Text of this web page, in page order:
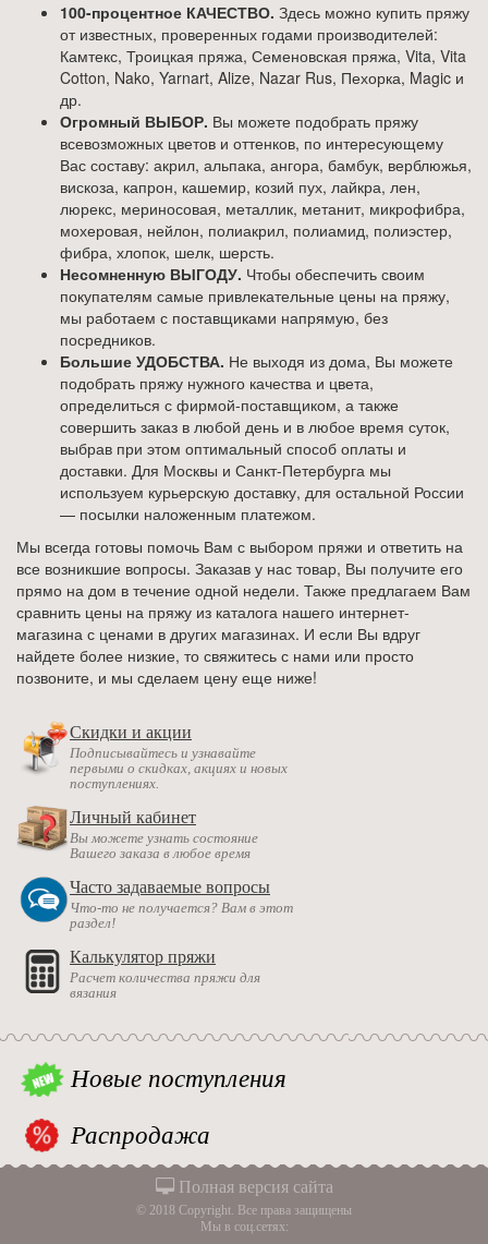
100-процентное КАЧЕСТВО. Здесь можно купить пряжу
от известных, проверенных годами производителей:
Камтекс, Троицкая пряжа, Семеновская пряжа, Vita, Vita
Cotton, Nako, Yarnart, Alize, Nazar Rus, Пехорка, Magic и
др.
Огромный ВЫБОР. Вы можете подобрать пряжу
всевозможных цветов и оттенков, по интересующему
Вас составу: акрил, альпака, ангора, бамбук, верблюжья,
вискоза, капрон, кашемир, козий пух, лайкра, лен,
люрекс, мериносовая, металлик, метанит, микрофибра,
мохеровая, нейлон, полиакрил, полиамид, полиэстер,
фибра, хлопок, шелк, шерсть.
Несомненную ВЫГОДУ. Чтобы обеспечить своим
покупателям самые привлекательные цены на пряжу,
мы работаем с поставщиками напрямую, без
посредников.
Большие УДОБСТВА. Не выходя из дома, Вы можете
подобрать пряжу нужного качества и цвета,
определиться с фирмой-поставщиком, а также
совершить заказ в любой день и в любое время суток,
выбрав при этом оптимальный способ оплаты и
доставки. Для Москвы и Санкт-Петербурга мы
используем курьерскую доставку, для остальной России
— посылки наложенным платежом.
Мы всегда готовы помочь Вам с выбором пряжи и ответить на
все возникшие вопросы. Заказав у нас товар, Вы получите его
прямо на дом в течение одной недели. Также предлагаем Вам
сравнить цены на пряжу из каталога нашего интернет-
магазина с ценами в других магазинах. И если Вы вдруг
найдете более низкие, то свяжитесь с нами или просто
позвоните, и мы сделаем цену еще ниже!
Скидки и акции
Подписывайтесь и узнавайте
первыми о скидках, акциях и новых
поступлениях.
Личный кабинет
Вы можете узнать состояние
Вашего заказа в любое время
Часто задаваемые вопросы
Что-то не получается? Вам в этот
раздел!
Калькулятор пряжи
Расчет количества пряжи для
вязания
Новые поступления
Распродажа
Полная версия сайта
© 2018 Copyright. Все права защищены
Мы в соц.сетях: